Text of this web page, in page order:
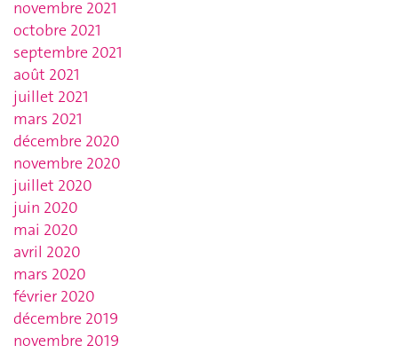
novembre 2021
octobre 2021
septembre 2021
août 2021
juillet 2021
mars 2021
décembre 2020
novembre 2020
juillet 2020
juin 2020
mai 2020
avril 2020
mars 2020
février 2020
décembre 2019
novembre 2019